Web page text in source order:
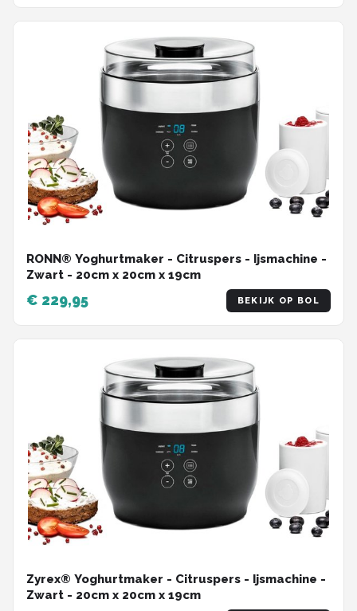
RONN® Yoghurtmaker - Citruspers - Ijsmachine -
Zwart - ‎20cm x 20cm x 19cm
€ 229,95 BEKIJK OP BOL
Zyrex® Yoghurtmaker - Citruspers - Ijsmachine -
Zwart - ‎20cm x 20cm x 19cm